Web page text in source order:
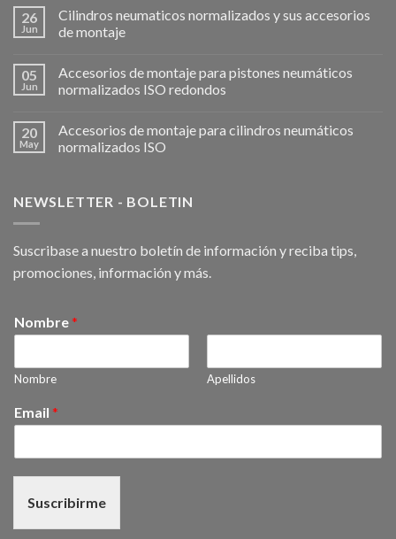
26
Jun
Cilindros neumaticos normalizados y sus accesorios
de montaje
05
Jun
Accesorios de montaje para pistones neumáticos
normalizados ISO redondos
20
May
Accesorios de montaje para cilindros neumáticos
normalizados ISO
NEWSLETTER - BOLETIN
Suscribase a nuestro boletín de información y reciba tips,
promociones, información y más.
Nombre *
Nombre Apellidos
Email *
Suscribirme